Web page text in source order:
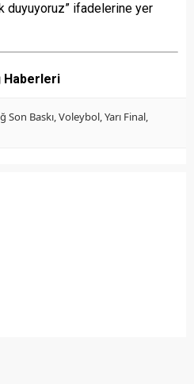
duyuyoruz” ifadelerine yer
Haberleri
Son Baskı,Voleybol,Yarı Final,